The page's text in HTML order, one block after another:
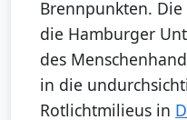
Brennpunkten.
die Hamburger
des
in die
Rotlichtmilieus in